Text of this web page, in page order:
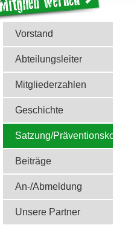
Vorstand
Abteilungsleiter
Mitgliederzahlen
Geschichte
Satzung/Präventionskonzept
Beiträge
An-/Abmeldung
Unsere Partner